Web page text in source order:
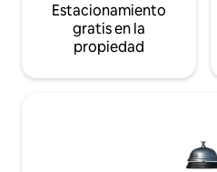
Estacionamiento
gratis en la
propiedad